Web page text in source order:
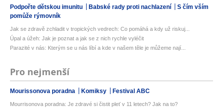
Podpořte dětskou imunitu Babské rady proti nachlazení
S čím vším
pomůže rýmovník
Jak se zdravě zchladit v tropických vedrech: Co pomáhá a kdy už riskuj...
Úpal a úžeh: Jak je poznat a jak se z nich rychle vyléčit
Parazité v nás: Kterým se u nás líbí a kde v našem těle je můžeme nají...
Pro nejmenší
Mourissonova poradna Komiksy Festival ABC
Mourrisonova poradna: Je zdravé si čistit pleť v 11 letech? Jak na to?